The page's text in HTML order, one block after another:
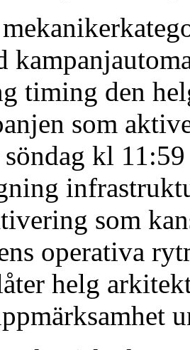
timing den
som
kl
som
operativa
helg